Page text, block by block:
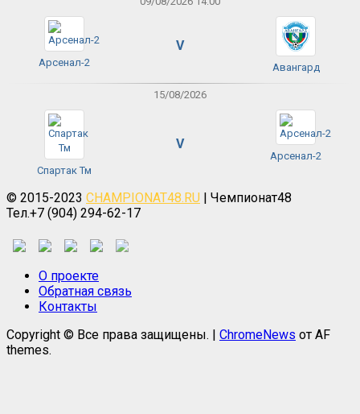
Арсенал-2
V
Авангард
15/08/2026
Спартак Тм
V
Арсенал-2
© 2015-2023 CHAMPIONAT48.RU | Чемпионат48
Тел.+7 (904) 294-62-17
О проекте
Обратная связь
Контакты
Copyright © Все права защищены. | ChromeNews от AF
themes.